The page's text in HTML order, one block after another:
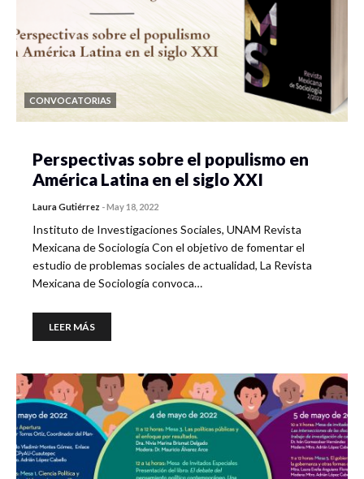
CONVOCATORIAS
Perspectivas sobre el populismo en
América Latina en el siglo XXI
Laura Gutiérrez -May 18, 2022
Instituto de Investigaciones Sociales, UNAM Revista
Mexicana de Sociología Con el objetivo de fomentar el
estudio de problemas sociales de actualidad, La Revista
Mexicana de Sociología convoca…
LEER MÁS